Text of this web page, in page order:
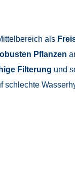
als
Pflanzen
Filterung und